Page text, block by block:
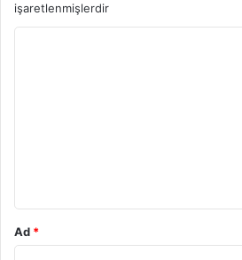
işaretlenmişlerdir
Ad *